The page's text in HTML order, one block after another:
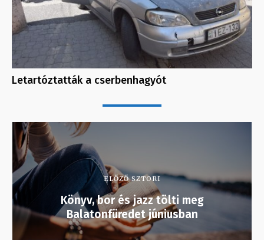
Letartóztatták a cserbenhagyót
ELŐZŐ SZTORI
Könyv, bor és jazz tölti meg
Balatonfüredet júniusban